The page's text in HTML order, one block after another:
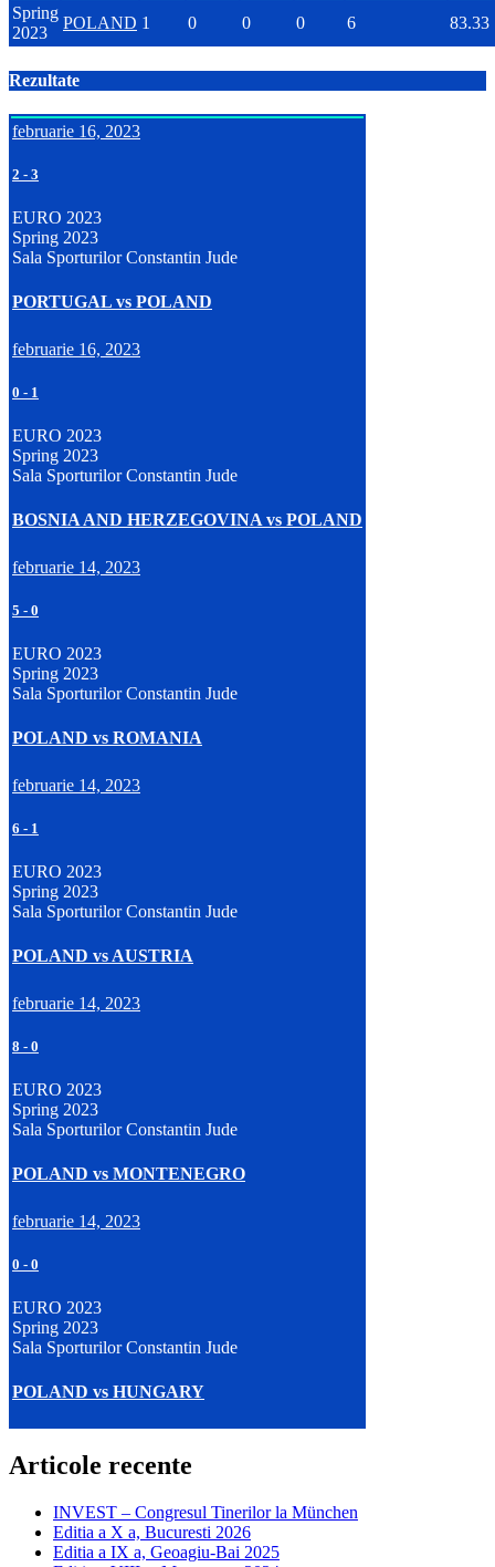
Spring
2023
POLAND 1 0 0 0 6 83.33
Rezultate
februarie 16, 2023
2 - 3
EURO 2023
Spring 2023
Sala Sporturilor Constantin Jude
PORTUGAL vs POLAND
februarie 16, 2023
0 - 1
EURO 2023
Spring 2023
Sala Sporturilor Constantin Jude
BOSNIA AND HERZEGOVINA vs POLAND
februarie 14, 2023
5 - 0
EURO 2023
Spring 2023
Sala Sporturilor Constantin Jude
POLAND vs ROMANIA
februarie 14, 2023
6 - 1
EURO 2023
Spring 2023
Sala Sporturilor Constantin Jude
POLAND vs AUSTRIA
februarie 14, 2023
8 - 0
EURO 2023
Spring 2023
Sala Sporturilor Constantin Jude
POLAND vs MONTENEGRO
februarie 14, 2023
0 - 0
EURO 2023
Spring 2023
Sala Sporturilor Constantin Jude
POLAND vs HUNGARY
Articole recente
INVEST – Congresul Tinerilor la München
Editia a X a, Bucuresti 2026
Editia a IX a, Geoagiu-Bai 2025